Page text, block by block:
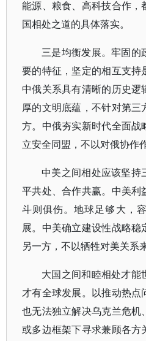
能源、粮食、高科技合作，
国相处之道的具体落实。
三是均衡发展。牢固的
要的特征，坚定的相互支持
中俄关系具有清晰的历史逻
厚的文明底蕴，不针对第三
方。中俄夯实新时代全面战
立安全同盟，不以对俄协作
中美之间相处应该坚持
平共处、合作共赢。中美利
斗则俱伤。地球足够大，
展。中美确立建设性战略稳
另一方，不以牺牲对美关系
大国之间和睦相处才能
才有全球发展。以推动热点
也无法独立解决乌克兰危机
或多边框架下寻求兼顾各方